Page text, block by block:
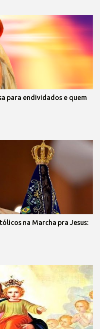
para endividados e quem
na Marcha pra Jesus: